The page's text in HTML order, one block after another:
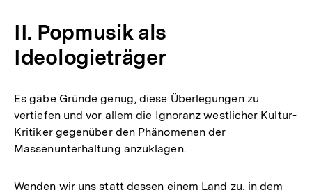
II. Popmusik als
Ideologieträger
Es gäbe Gründe genug, diese Überlegungen zu
vertiefen und vor allem die Ignoranz westlicher Kultur-
Kritiker gegenüber den Phänomenen der
Massenunterhaltung anzuklagen.
Wenden wir uns statt dessen einem Land zu, in dem